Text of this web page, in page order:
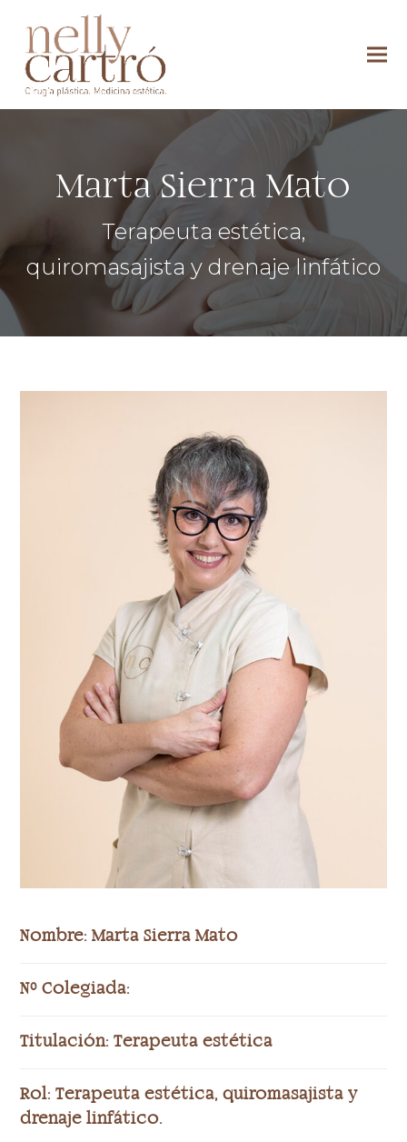
Marta Sierra Mato
Terapeuta estética,
quiromasajista y drenaje linfático
Nombre: Marta Sierra Mato
Nº Colegiada:
Titulación: Terapeuta estética
Rol: Terapeuta estética, quiromasajista y
drenaje linfático.